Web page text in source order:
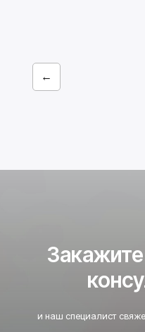
←
и наш специалист